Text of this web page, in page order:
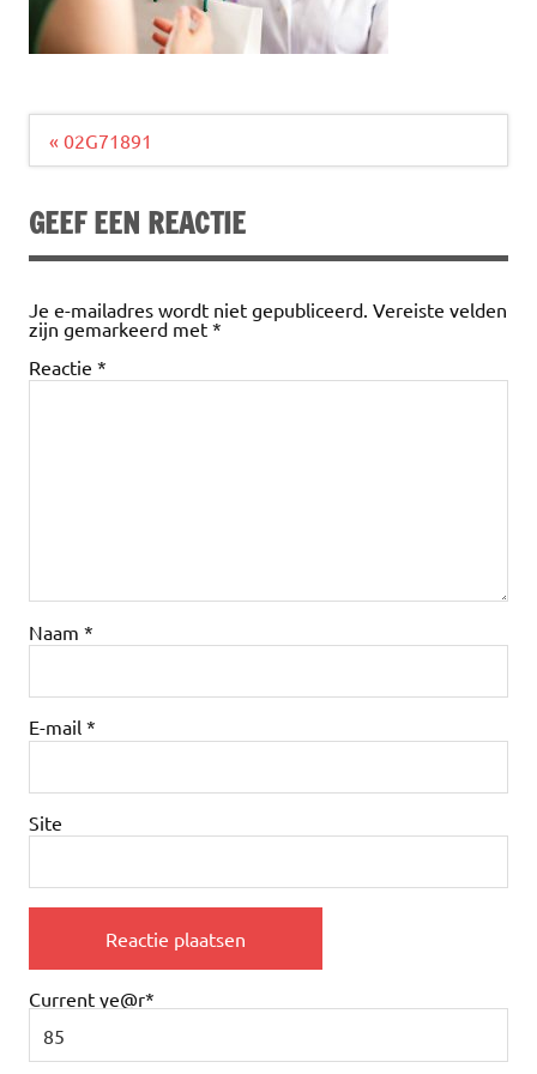
Bericht
« 02G71891
GEEF EEN REACTIE
Je e-mailadres wordt niet gepubliceerd. Vereiste velden
zijn gemarkeerd met *
Reactie *
Naam *
E-mail *
Site
Current ye@r*